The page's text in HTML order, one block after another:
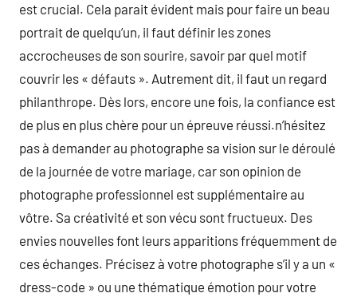
est crucial. Cela parait évident mais pour faire un beau
portrait de quelqu’un, il faut définir les zones
accrocheuses de son sourire, savoir par quel motif
couvrir les « défauts ». Autrement dit, il faut un regard
philanthrope. Dès lors, encore une fois, la confiance est
de plus en plus chère pour un épreuve réussi.n’hésitez
pas à demander au photographe sa vision sur le déroulé
de la journée de votre mariage, car son opinion de
photographe professionnel est supplémentaire au
vôtre. Sa créativité et son vécu sont fructueux. Des
envies nouvelles font leurs apparitions fréquemment de
ces échanges. Précisez à votre photographe s’il y a un «
dress-code » ou une thématique émotion pour votre